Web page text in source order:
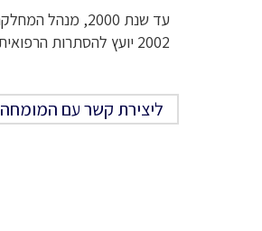
2002 יועץ להסתרות הרפואית בנושא סל התרופות.
ליצירת קשר עם המומחה